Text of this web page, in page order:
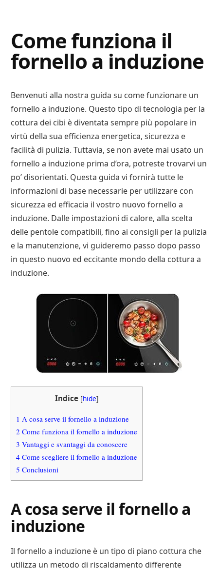
Advisory
Come funziona il
fornello a induzione
Benvenuti alla nostra guida su come funzionare un
fornello a induzione. Questo tipo di tecnologia per la
cottura dei cibi è diventata sempre più popolare in
virtù della sua efficienza energetica, sicurezza e
facilità di pulizia. Tuttavia, se non avete mai usato un
fornello a induzione prima d’ora, potreste trovarvi un
po’ disorientati. Questa guida vi fornirà tutte le
informazioni di base necessarie per utilizzare con
sicurezza ed efficacia il vostro nuovo fornello a
induzione. Dalle impostazioni di calore, alla scelta
delle pentole compatibili, fino ai consigli per la pulizia
e la manutenzione, vi guideremo passo dopo passo
in questo nuovo ed eccitante mondo della cottura a
induzione.
Indice [hide]
1 A cosa serve il fornello a induzione
2 Come funziona il fornello a induzione
3 Vantaggi e svantaggi da conoscere
4 Come scegliere il fornello a induzione
5 Conclusioni
A cosa serve il fornello a
induzione
Il fornello a induzione è un tipo di piano cottura che
utilizza un metodo di riscaldamento differente